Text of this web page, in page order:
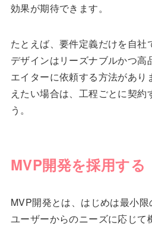
効果が期待できます。
たとえば、要件定義だけを自
デザインはリーズナブルかつ高
エイターに依頼する方法があり
えたい場合は、工程ごとに契約
う。
MVP開発を採用する
MVP開発とは、はじめは最小限
ユーザーからのニーズに応じて